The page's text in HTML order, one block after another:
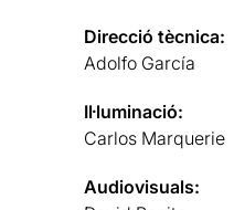
Direcció tècnica:
Adolfo García
Il·luminació:
Carlos Marquerie
Audiovisuals: